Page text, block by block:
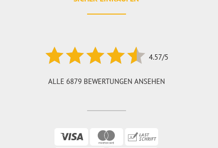
4.57/5
ALLE 6879 BEWERTUNGEN ANSEHEN